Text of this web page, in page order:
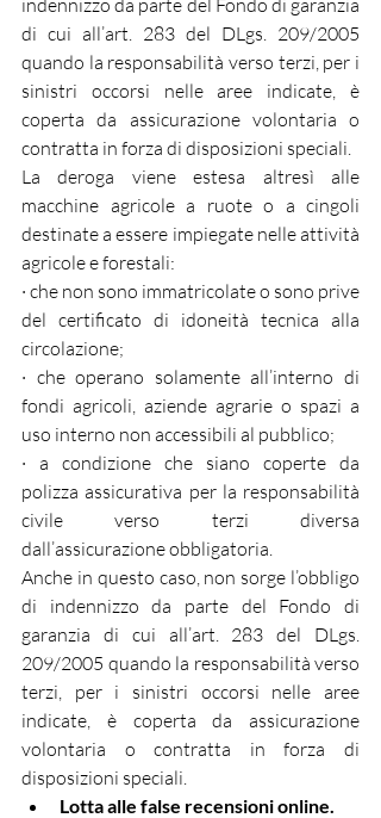
indennizzo da parte del Fondo di garanzia
di cui all’art. 283 del DLgs. 209/2005
quando la responsabilità verso terzi, per i
sinistri occorsi nelle aree indicate, è
coperta da assicurazione volontaria o
contratta in forza di disposizioni speciali.
La deroga viene estesa altresì alle
macchine agricole a ruote o a cingoli
destinate a essere impiegate nelle attività
agricole e forestali:
· che non sono immatricolate o sono prive
del certificato di idoneità tecnica alla
circolazione;
· che operano solamente all’interno di
fondi agricoli, aziende agrarie o spazi a
uso interno non accessibili al pubblico;
· a condizione che siano coperte da
polizza assicurativa per la responsabilità
civile verso terzi diversa
dall’assicurazione obbligatoria.
Anche in questo caso, non sorge l’obbligo
di indennizzo da parte del Fondo di
garanzia di cui all’art. 283 del DLgs.
209/2005 quando la responsabilità verso
terzi, per i sinistri occorsi nelle aree
indicate, è coperta da assicurazione
volontaria o contratta in forza di
disposizioni speciali.
Lotta alle false recensioni online.